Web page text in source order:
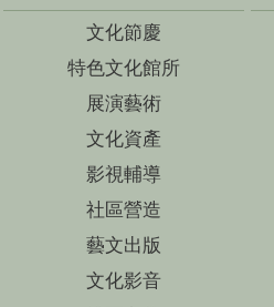
文化節慶
特色文化館所
展演藝術
文化資產
影視輔導
社區營造
藝文出版
文化影音